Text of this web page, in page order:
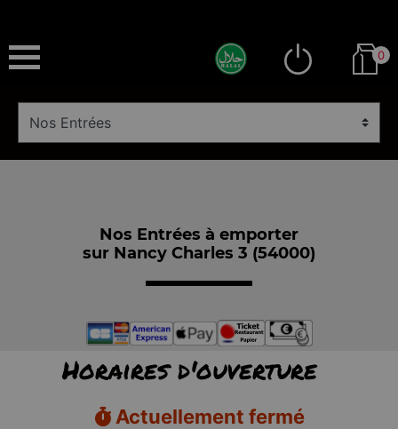
0
Nos Entrées à emporter
sur Nancy Charles 3 (54000)
Horaires d'ouverture
Actuellement fermé